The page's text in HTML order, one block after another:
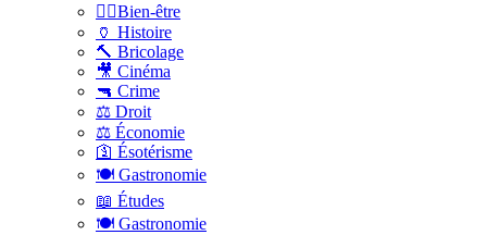
🧑‍⚕️Bien-être
🏺 Histoire
🔨 Bricolage
🎥 Cinéma
🔫 Crime
⚖️ Droit
⚖️ Économie
🛐 Ésotérisme
🍽️ Gastronomie
📖 Études
🍽️ Gastronomie